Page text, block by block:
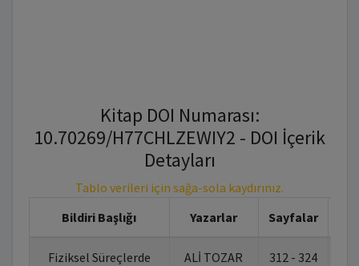
Kitap DOI Numarası:
10.70269/H77CHLZEWIY2 - DOI İçerik
Detayları
Tablo verileri için sağa-sola kaydırınız.
Bildiri Başlığı
Yazarlar Sayfalar
Fiziksel Süreçlerde
ALİ TOZAR 312 - 324